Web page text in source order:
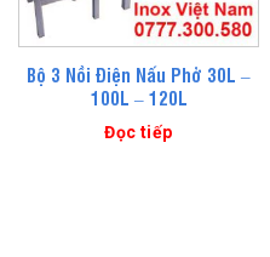
Bộ 3 Nồi Điện Nấu Phở 30L –
100L – 120L
Đọc tiếp